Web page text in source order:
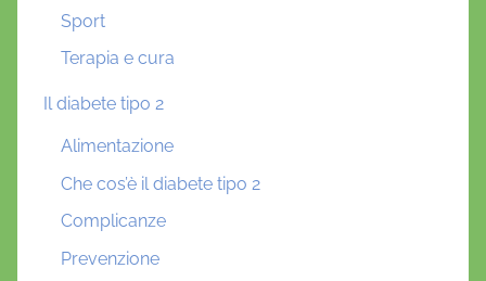
Sport
Terapia e cura
Il diabete tipo 2
Alimentazione
Che cos’è il diabete tipo 2
Complicanze
Prevenzione